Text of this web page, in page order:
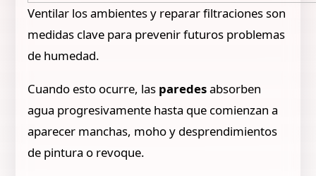
Ventilar los ambientes y reparar filtraciones son
medidas clave para prevenir futuros problemas
de humedad.
Cuando esto ocurre, las paredesabsorben
agua progresivamente hasta que comienzan a
aparecer manchas, moho y desprendimientos
de pintura o revoque.